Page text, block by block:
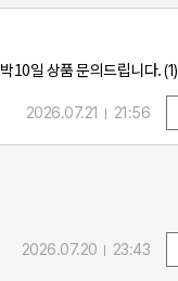
10일 상품 문의드립니다.(1)
2026.07.21 21:56
2026.07.20 23:43